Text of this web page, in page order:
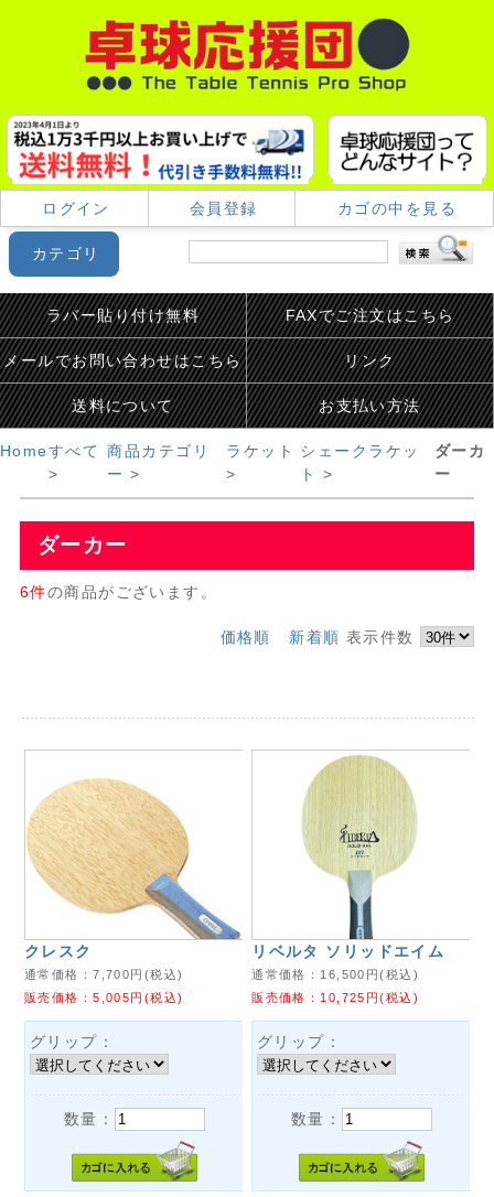
ログイン 会員登録 カゴの中を見る
ラバー貼り付け無料 FAXでご注文はこちら
メールでお問い合わせはこちら リンク
送料について お支払い方法
Homeすべて
>
商品カテゴリ
ー >
ラケット
>
シェークラケッ
ト
>
ダーカ
ー
ダーカー
6件の商品がございます。
価格順 新着順 表示件数
クレスク
通常価格：7,700円(税込)
販売価格：5,005円(税込)
グリップ：
数量：
リベルタ ソリッドエイム
通常価格： 16,500 円(税込)
販売価格： 10,725 円(税込)
グリップ：
数量：
カテゴリ